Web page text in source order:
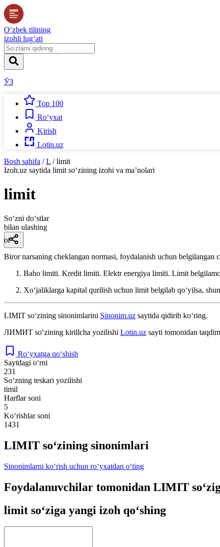
O‘zbek tilining
izohli lug‘ati
ЎЗ
Top 100
Ro‘yxat
Kirish
Lotin.uz
Bosh sahifa / L / limit
Izoh.uz saytida limit so‘zining izohi va ma’nolari
limit
So‘zni do‘stlar
bilan ulashing
ot
Biror narsaning cheklangan normasi, foydalanish uchun belgilangan
Baho limiti. Kredit limiti. Elektr energiya limiti. Limit
Xoʻjaliklarga kapital qurilish uchun limit belgilab qoʻyilsa,
LIMIT so‘zining sinonimlarini Sinonim.uz saytida qidirib ko‘ring.
ЛИМИТ so‘zining kirillcha yozilishi Lotin.uz sayti tomonidan
Ro‘yxatga qo‘shish
Saytdagi o‘rni
231
So‘zning teskari yozilishi
timil
Harflar soni
5
Ko‘rishlar soni
1431
LIMIT so‘zining sinonimlari
Sinonimlarni ko‘rish uchun ro‘yxatdan o‘ting
Foydalanuvchilar tomonidan LIMIT
limit so‘ziga yangi izoh qo‘shing